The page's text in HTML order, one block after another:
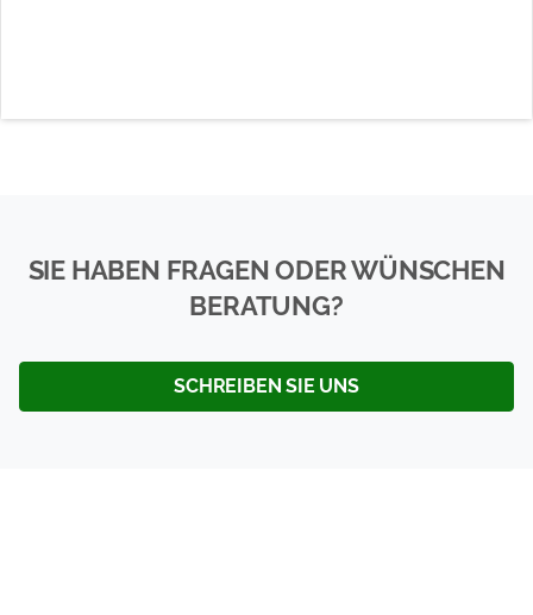
SIE HABEN FRAGEN ODER WÜNSCHEN
BERATUNG?
SCHREIBEN SIE UNS